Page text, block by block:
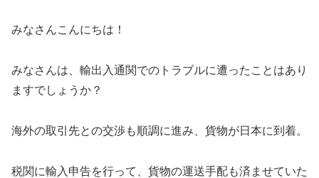
みなさんこんにちは！
みなさんは、輸出入通関でのトラブルに遭ったことはあり
ますでしょうか？
海外の取引先との交渉も順調に進み、貨物が日本に到着。
税関に輸入申告を行って、貨物の運送手配も済ませていた